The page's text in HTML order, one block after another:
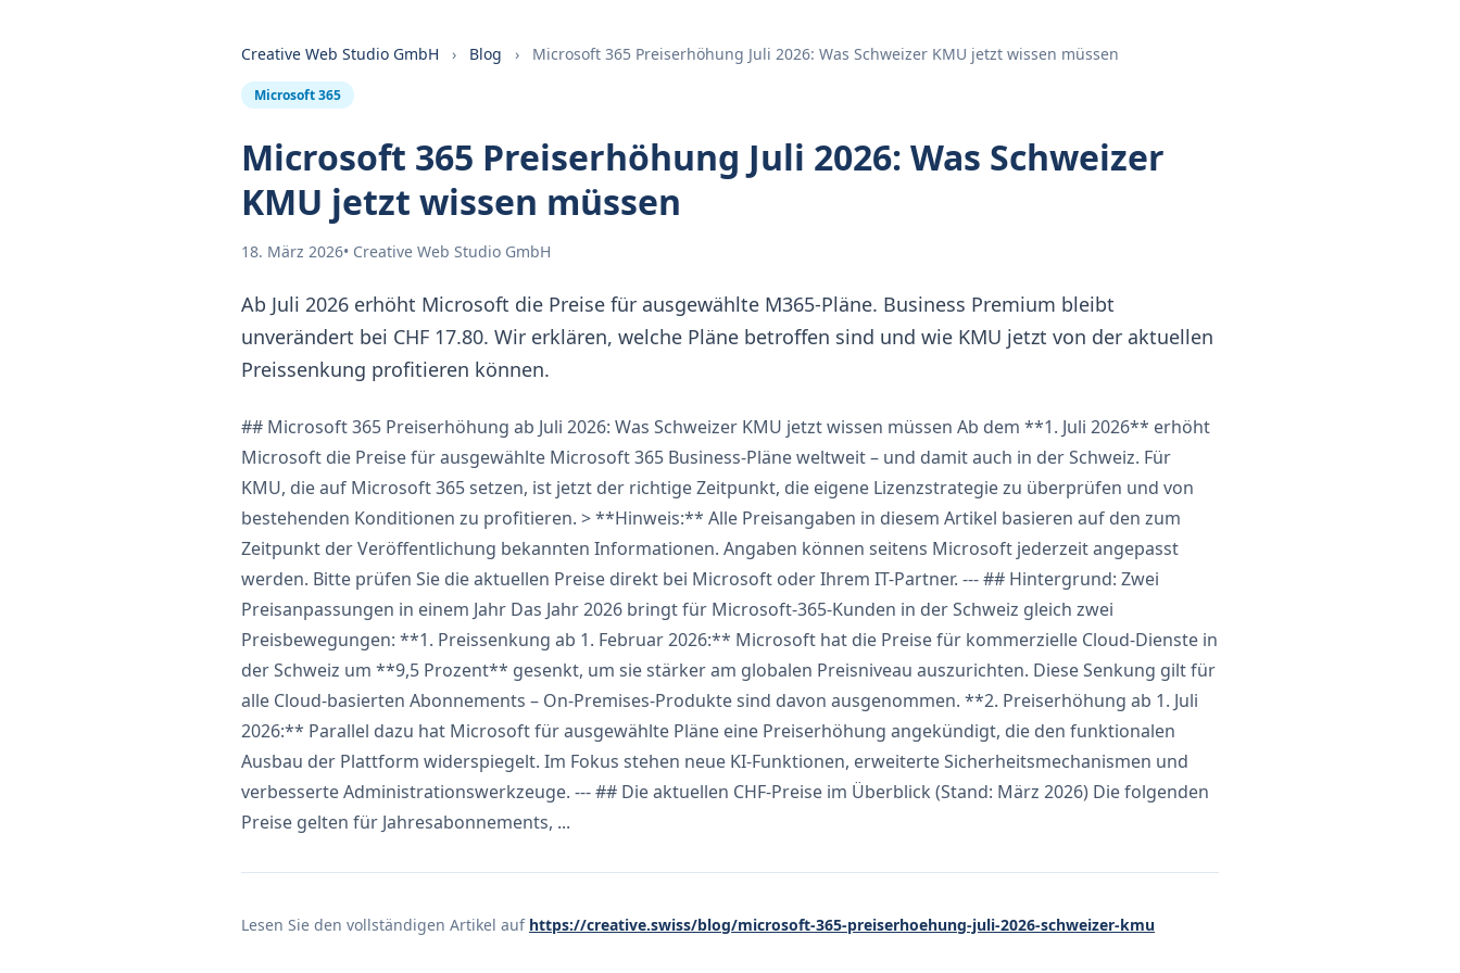
Creative Web Studio GmbH › Blog › Microsoft 365 Preiserhöhung Juli 2026: Was Schweizer KMU jetzt wissen müssen
Microsoft 365
Microsoft 365 Preiserhöhung Juli 2026: Was Schweizer
KMU jetzt wissen müssen
18. März 2026• Creative Web Studio GmbH
Ab Juli 2026 erhöht Microsoft die Preise für ausgewählte M365-Pläne. Business Premium bleibt
unverändert bei CHF 17.80. Wir erklären, welche Pläne betroffen sind und wie KMU jetzt von der aktuellen
Preissenkung profitieren können.
## Microsoft 365 Preiserhöhung ab Juli 2026: Was Schweizer KMU jetzt wissen müssen Ab dem **1. Juli 2026** erhöht
Microsoft die Preise für ausgewählte Microsoft 365 Business-Pläne weltweit – und damit auch in der Schweiz. Für
KMU, die auf Microsoft 365 setzen, ist jetzt der richtige Zeitpunkt, die eigene Lizenzstrategie zu überprüfen und von
bestehenden Konditionen zu profitieren. > **Hinweis:** Alle Preisangaben in diesem Artikel basieren auf den zum
Zeitpunkt der Veröffentlichung bekannten Informationen. Angaben können seitens Microsoft jederzeit angepasst
werden. Bitte prüfen Sie die aktuellen Preise direkt bei Microsoft oder Ihrem IT-Partner. --- ## Hintergrund: Zwei
Preisanpassungen in einem Jahr Das Jahr 2026 bringt für Microsoft-365-Kunden in der Schweiz gleich zwei
Preisbewegungen: **1. Preissenkung ab 1. Februar 2026:** Microsoft hat die Preise für kommerzielle Cloud-Dienste in
der Schweiz um **9,5 Prozent** gesenkt, um sie stärker am globalen Preisniveau auszurichten. Diese Senkung gilt für
alle Cloud-basierten Abonnements – On-Premises-Produkte sind davon ausgenommen. **2. Preiserhöhung ab 1. Juli
2026:** Parallel dazu hat Microsoft für ausgewählte Pläne eine Preiserhöhung angekündigt, die den funktionalen
Ausbau der Plattform widerspiegelt. Im Fokus stehen neue KI-Funktionen, erweiterte Sicherheitsmechanismen und
verbesserte Administrationswerkzeuge. --- ## Die aktuellen CHF-Preise im Überblick (Stand: März 2026) Die folgenden
Preise gelten für Jahresabonnements, ...
Lesen Sie den vollständigen Artikel auf https://creative.swiss/blog/microsoft-365-preiserhoehung-juli-2026-schweizer-kmu